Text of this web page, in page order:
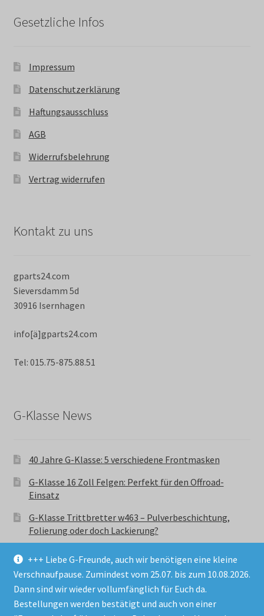
+++ Liebe G-Freunde, auch wir benötigen eine kleine
Verschnaufpause. Zumindest vom 25.07. bis zum 10.08.2026.
Dann sind wir wieder vollumfänglich für Euch da.
Bestellungen werden bestätigt und auch von einer
Gesetzliche Infos
Impressum
Datenschutzerklärung
Haftungsausschluss
AGB
Widerrufsbelehrung
Vertrag widerrufen
Kontakt zu uns
gparts24.com
Sieversdamm 5d
30916 Isernhagen
info[ä]gparts24.com
Tel: 015.75-875.88.51
G-Klasse News
40 Jahre G-Klasse: 5 verschiedene Frontmasken
G-Klasse 16 Zoll Felgen: Perfekt für den Offroad-
Einsatz
G-Klasse Trittbretter w463 – Pulverbeschichtung,
Folierung oder doch Lackierung?
© GParts24 - G-Klasse w463 Trittbretter, Felgen,